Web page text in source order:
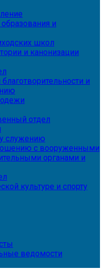
и
школ
и канонизации
и
отдел
служению
с вооруженными
органами и
культуре и спорту
ведомости